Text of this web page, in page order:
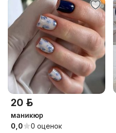
20 р.
маникюр
0,0
0 оценок